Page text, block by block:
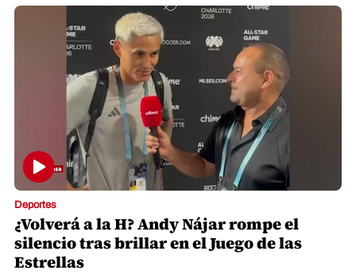
Deportes
¿Volverá a la H? Andy Nájar rompe el
silencio tras brillar en el Juego de las
Estrellas